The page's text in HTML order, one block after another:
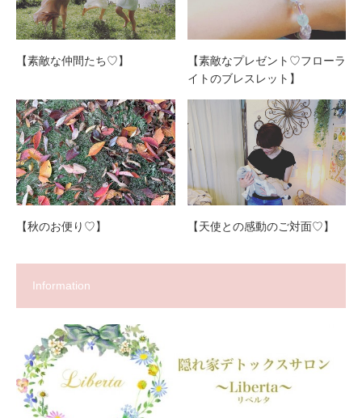
【素敵な仲間たち♡】
【素敵なプレゼント♡フローラ
イトのブレスレット】
【秋のお便り♡】 【天使との感動のご対面♡】
Information